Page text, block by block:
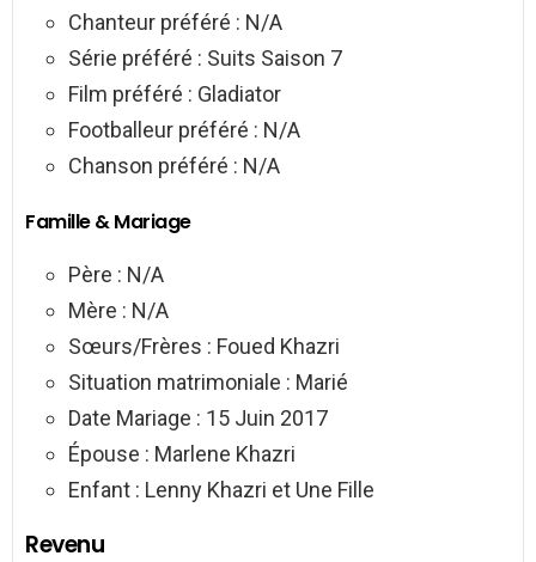
Chanteur préféré : N/A
Série préféré : Suits Saison 7
Film préféré : Gladiator
Footballeur préféré : N/A
Chanson préféré : N/A
Famille & Mariage
Père : N/A
Mère : N/A
Sœurs/Frères : Foued Khazri
Situation matrimoniale : Marié
Date Mariage : 15 Juin 2017
Épouse : Marlene Khazri
Enfant : Lenny Khazri et Une Fille
Revenu